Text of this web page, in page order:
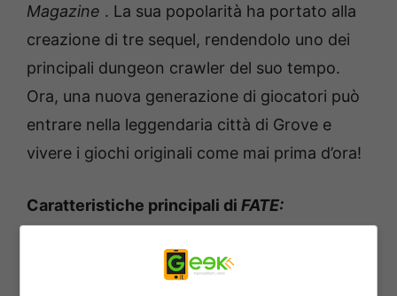
Magazine . La sua popolarità ha portato alla
creazione di tre sequel, rendendolo uno dei
principali dungeon crawler del suo tempo.
Ora, una nuova generazione di giocatori può
entrare nella leggendaria città di Grove e
vivere i giochi originali come mai prima d’ora!
Caratteristiche principali di FATE:
Una nuova mano di vernice: